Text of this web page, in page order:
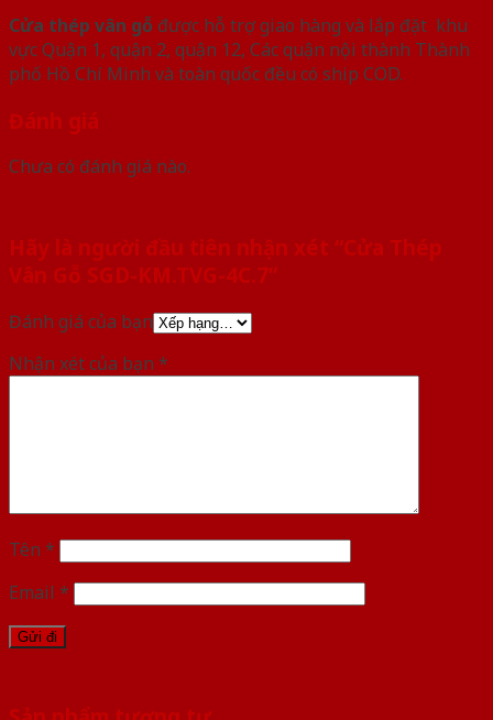
Cửa thép vân gỗ được hỗ trợ giao hàng và lắp đặt khu
vực Quận 1, quận 2, quận 12, Các quận nội thành Thành
phố Hồ Chí Minh và toàn quốc đều có ship COD.
Đánh giá
Chưa có đánh giá nào.
Hãy là người đầu tiên nhận xét “Cửa Thép
Vân Gỗ SGD-KM.TVG-4C.7”
Đánh giá của bạn
Nhận xét của bạn *
Tên *
Email *